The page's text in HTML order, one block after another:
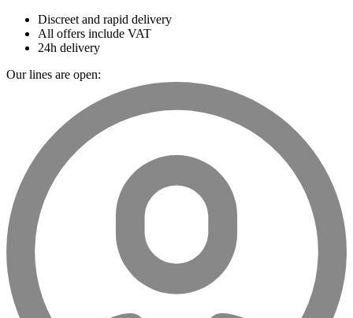
Discreet and rapid delivery
All offers include VAT
24h delivery
Our lines are open: